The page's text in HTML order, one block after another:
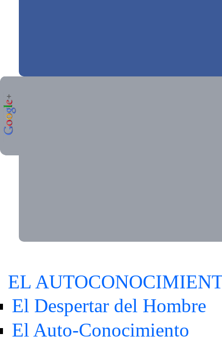
EL
El Despertar del Hombre
El Auto-Conocimiento